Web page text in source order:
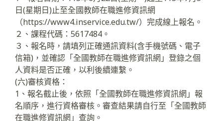
日(星期日)止至全國教師在職進修資訊網
（https://www4.inservice.edu.tw/）完成線上報名。
２、課程代碼：5617484。
３、報名時，請填列正確通訊資料(含手機號碼、電子
信箱)，並確認「全國教師在職進修資訊網」登錄之個
人資料是否正確，以利後續連繫。
(六)審核資格：
1、報名截止後，依照「全國教師在職進修資訊網」報
名順序，進行資格審核。審查結果請自行至「全國教師
在職進修資訊網」查詢。